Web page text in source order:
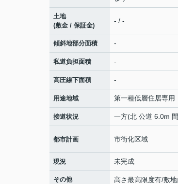
土地
(敷金 / 保証金)
- / -
傾斜地部分面積 -
私道負担面積 -
高圧線下面積 -
用途地域 第一種低層住居専用
接道状況 一方(北 公道 6.0m
都市計画 市街化区域
現況 未完成
その他
高さ最高限度有/敷